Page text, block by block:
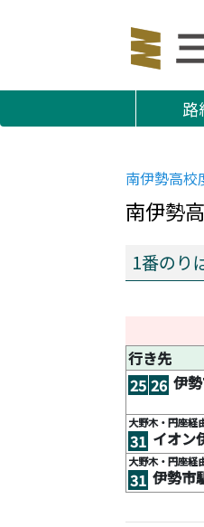
路
南伊勢高校
南伊勢
1番のり
行き先
25 26 伊
大野木・円座経
31 イオン
大野木・円座経
31 伊勢市